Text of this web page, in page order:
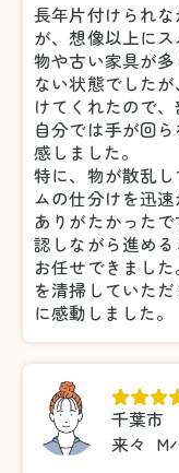
長年片付けられ
が、想像以上に
物や古い家具が
ない状態でした
けてくれたので
自分では手が回
感しました。
特に、物が散乱
ムの仕分けを迅
ありがたかった
認しながら進め
お任せできまし
を清掃していた
に感動しました。
千葉市
来々 M